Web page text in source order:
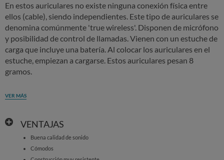
En estos auriculares no existe ninguna conexión física entre
ellos (cable), siendo independientes. Este tipo de auriculares se
denomina comúnmente 'true wireless'. Disponen de micrófono
y posibilidad de control de llamadas. Vienen con un estuche de
carga que incluye una batería. Al colocar los auriculares en el
estuche, empiezan a cargarse. Estos auriculares pesan 8
gramos.
VER MÁS
VENTAJAS
Buena calidad de sonido
Cómodos